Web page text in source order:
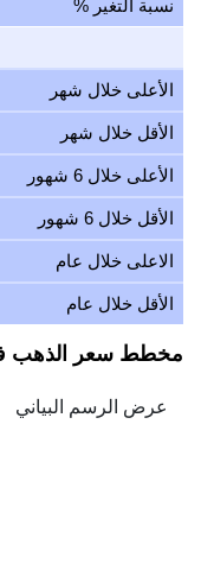
نسبة التغير %
الأعلى خلال شهر
الأقل خلال شهر
الأعلى خلال 6 شهور
الأقل خلال 6 شهور
الاعلى خلال عام
الأقل خلال عام
مخطط سعر الذهب في